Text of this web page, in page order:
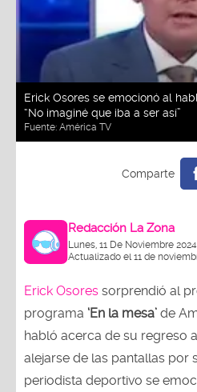
Erick Osores se emocionó al
“No imaginé que iba a ser así”
Fuente: América TV
Redacción La Zona
Lunes, 11 De Noviembre 2024
Actualizado el 11 de
Erick Osores sorprendió al
programa ‘En la mesa’ de
habló acerca de su regreso
alejarse de las pantallas por
periodista deportivo se